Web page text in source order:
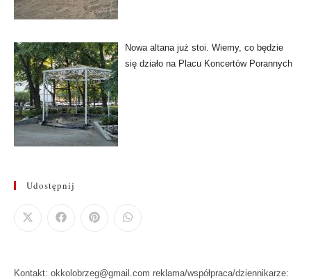
Nowa altana już stoi. Wiemy, co będzie
się działo na Placu Koncertów Porannych
Udostępnij
Kontakt: okkolobrzeg@gmail.com reklama/współpraca/dziennikarze: